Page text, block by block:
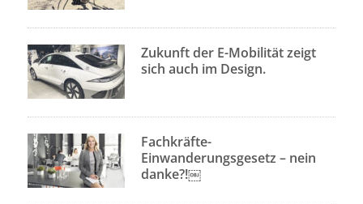
Zukunft der E-Mobilität zeigt
sich auch im Design.
Fachkräfte-
Einwanderungsgesetz – nein
danke?!￼